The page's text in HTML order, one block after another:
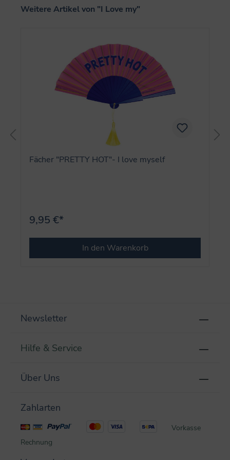
Produktgalerie überspringen
Weitere Artikel von "I Love my"
Fächer "PRETTY HOT"- I love myself
9,95 €*
In den Warenkorb
Newsletter
Hilfe & Service
Über Uns
Zahlarten
Vorkasse
Rechnung